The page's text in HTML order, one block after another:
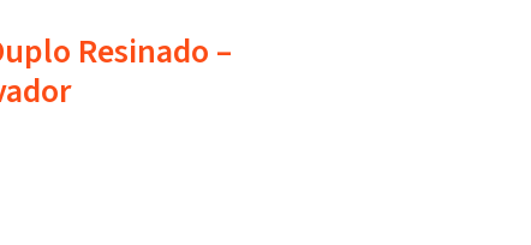
Resinado –